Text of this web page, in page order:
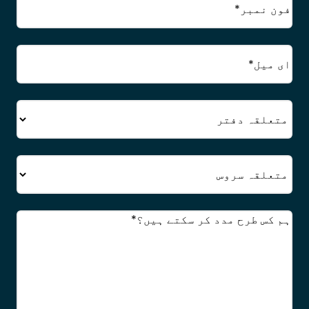
ای
میل (ضروری)
دفتر
سروس
تبصرے (ضروری)